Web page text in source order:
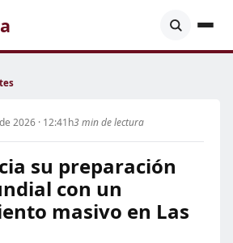
2026 · 12:41h3 min de lectura
su preparación
con un
masivo en Las